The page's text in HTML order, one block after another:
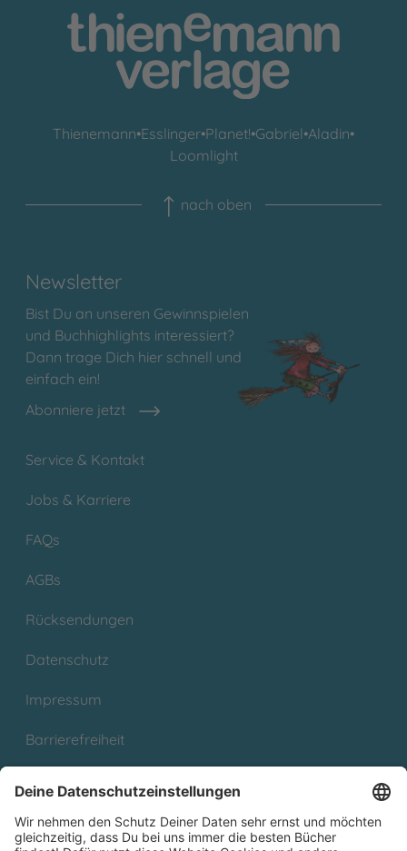
Thienemann•Esslinger•Planet!•Gabriel•Aladin•
Loomlight
nach oben
Newsletter
Bist Du an unseren Gewinnspielen
und Buchhighlights interessiert?
Dann trage Dich hier schnell und
einfach ein!
Abonniere jetzt
Service & Kontakt
Jobs & Karriere
FAQs
AGBs
Rücksendungen
Datenschutz
Impressum
Barrierefreiheit
Partnerprogramm (Affiliate)